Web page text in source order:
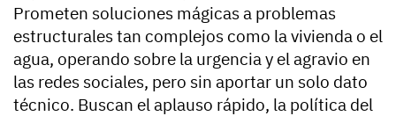
Prometen soluciones mágicas a problemas
estructurales tan complejos como la vivienda o el
agua, operando sobre la urgencia y el agravio en
las redes sociales, pero sin aportar un solo dato
técnico. Buscan el aplauso rápido, la política del